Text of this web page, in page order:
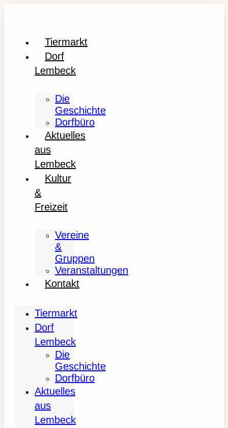
Tiermarkt
Dorf
Lembeck
Die
Geschichte
Dorfbüro
Aktuelles
aus
Lembeck
Kultur
&
Freizeit
Vereine
&
Gruppen
Veranstaltungen
Kontakt
Tiermarkt
Dorf
Lembeck
Die
Geschichte
Dorfbüro
Aktuelles
aus
Lembeck